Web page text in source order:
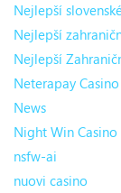
Nejlepší
Nejlepší
Nejlepší
Neterapay
News
Night Win Casino
nsfw-ai
nuovi casino